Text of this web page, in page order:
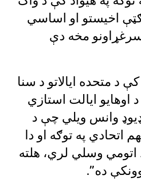
اخیستو او اساسي
مخه دې
د متحده ایالاتو د سنا
ایالت استازي
وانس ویلي چې د
اتحادي په توګه او دا
اتومي وسلي لري، هلته
ده”.